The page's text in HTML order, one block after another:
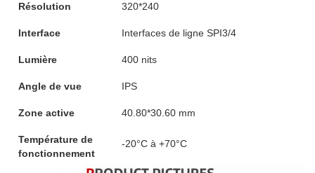
Résolution 320*240
Interface Interfaces de ligne SPI3/4
Lumière 400 nits
Angle de vue IPS
Zone active 40.80*30.60 mm
Température de
fonctionnement
-20°C à +70°C